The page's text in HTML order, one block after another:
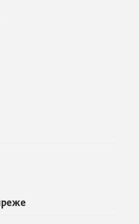
разумијевање
како изградити
пословни модел за
повезивањем и
познавање енглеског